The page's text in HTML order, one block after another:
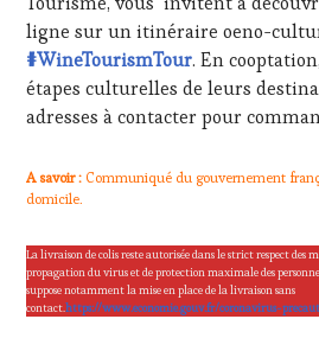
DÉGUSTATIONS,
WINE
TASTING,
MÉDIAS,
PRESSE
TV,
WEB,
PARTENAIRES
VIN
TOURISME,
PRODUCTEURS
ligne sur un itinéraire oeno-
#WineTourismTour. En
étapes culturelles de leurs
adresses à contacter pour
A savoir : Communiqué du gouvernement
domicile.
La livraison de colis reste autorisée dans le strict respect des
propagation du virus et de protection maximale des
suppose notamment la mise en place de la livraison sans
contact.https://www.economie.gouv.fr/coronavirus-